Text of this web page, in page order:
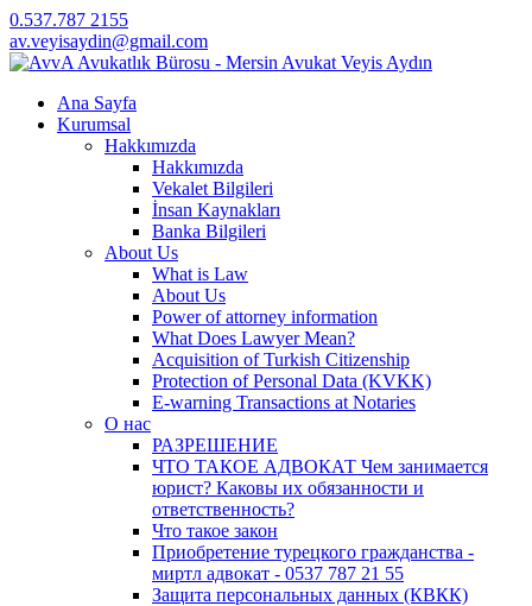
0.537.787 2155
av.veyisaydin@gmail.com
Ana Sayfa
Kurumsal
Hakkımızda
Hakkımızda
Vekalet Bilgileri
İnsan Kaynakları
Banka Bilgileri
About Us
What is Law
About Us
Power of attorney information
What Does Lawyer Mean?
Acquisition of Turkish Citizenship
Protection of Personal Data (KVKK)
E-warning Transactions at Notaries
О нас
РАЗРЕШЕНИЕ
ЧТО ТАКОЕ АДВОКАТ Чем занимается
юрист? Каковы их обязанности и
ответственность?
Что такое закон
Приобретение турецкого гражданства -
миртл адвокат - 0537 787 21 55
Защита персональных данных (КВКК)